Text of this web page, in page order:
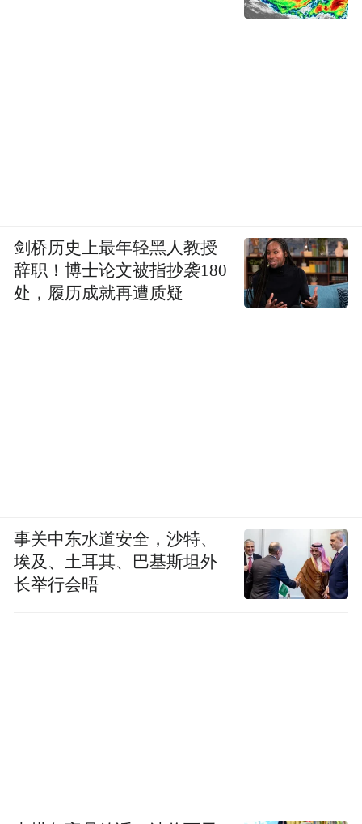
剑桥历史上最年轻黑人教授
辞职！博士论文被指抄袭180
处，履历成就再遭质疑
事关中东水道安全，沙特、
埃及、土耳其、巴基斯坦外
长举行会晤